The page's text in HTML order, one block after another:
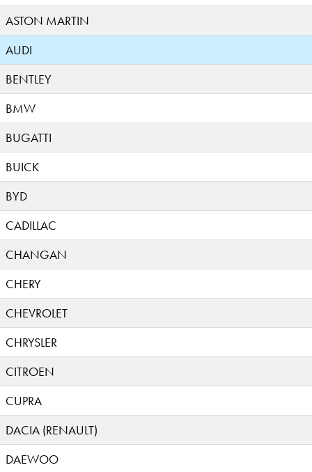
ASTON MARTIN
AUDI
BENTLEY
BMW
BUGATTI
BUICK
BYD
CADILLAC
CHANGAN
CHERY
CHEVROLET
CHRYSLER
CITROEN
CUPRA
DACIA (RENAULT)
DAEWOO